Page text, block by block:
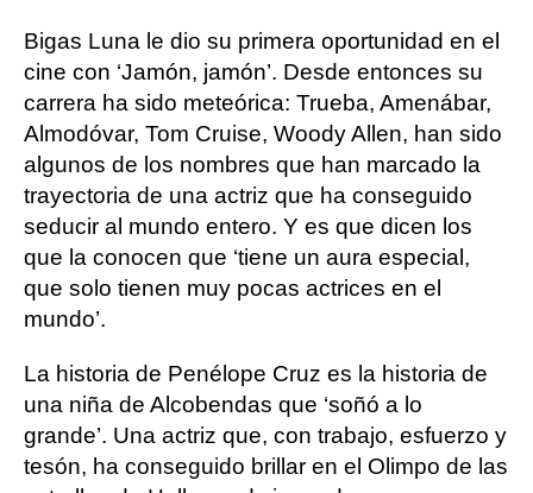
Bigas Luna le dio su primera oportunidad en el
cine con ‘Jamón, jamón’. Desde entonces su
carrera ha sido meteórica: Trueba, Amenábar,
Almodóvar, Tom Cruise, Woody Allen, han sido
algunos de los nombres que han marcado la
trayectoria de una actriz que ha conseguido
seducir al mundo entero. Y es que dicen los
que la conocen que ‘tiene un aura especial,
que solo tienen muy pocas actrices en el
mundo’.
La historia de Penélope Cruz es la historia de
una niña de Alcobendas que ‘soñó a lo
grande’. Una actriz que, con trabajo, esfuerzo y
tesón, ha conseguido brillar en el Olimpo de las